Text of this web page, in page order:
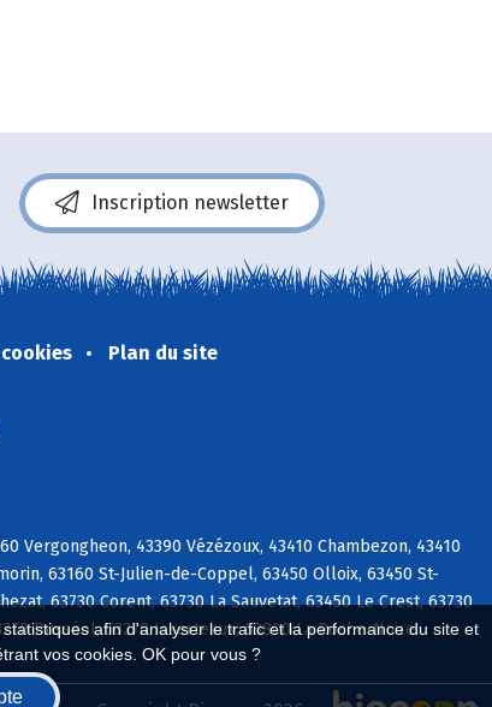
afin d'analyser le trafic et la performance du site et
vos cookies. OK pour vous ?
Inscription newsletter
Plan du site
Vergongheon, 43390 Vézézoux, 43410 Chambezon, 43410
63160 St-Julien-de-Coppel, 63450 Olloix, 63450 St-
63730 Corent, 63730 La Sauvetat, 63450 Le Crest, 63730
Busséol, 63270 Isserteaux, 63800 La Roche-Noire